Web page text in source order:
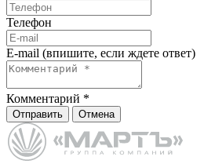
Телефон
E-mail (впишите, если ждете ответ)
Комментарий *
Отправить Отмена